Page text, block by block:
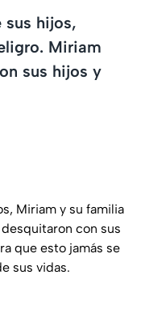
sus hijos,
Miriam
sus hijos y
Miriam y su familia
con sus
que esto jamás se
sus vidas.